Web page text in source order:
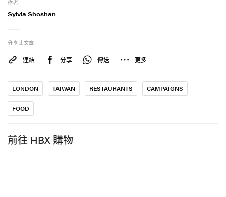
作者
Sylvia Shoshan
分享此文章
連結 分享 傳送 更多
LONDON TAIWAN RESTAURANTS CAMPAIGNS
FOOD
前往 HBX 購物